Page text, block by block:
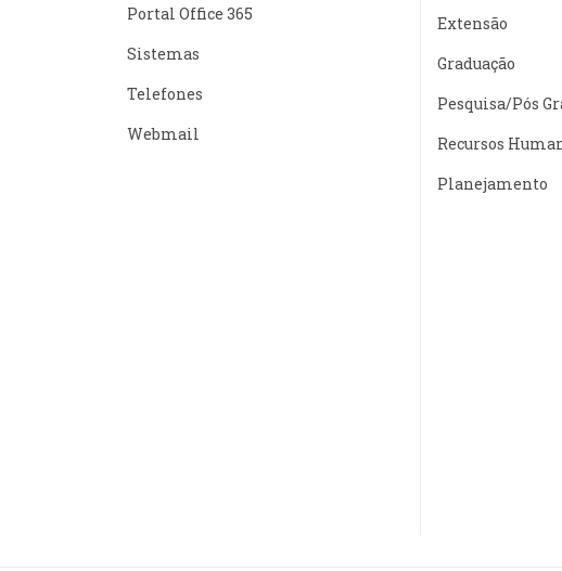
Portal Office 365
Sistemas
Telefones
Webmail
Extensão
Graduação
Pesquisa/Pós
Recursos
Planejamento